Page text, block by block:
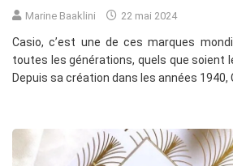
Marine Baaklini 22 mai 2024
Casio, c’est une de ces marques
toutes les générations, quels que soient
Depuis sa création dans les années 1940,